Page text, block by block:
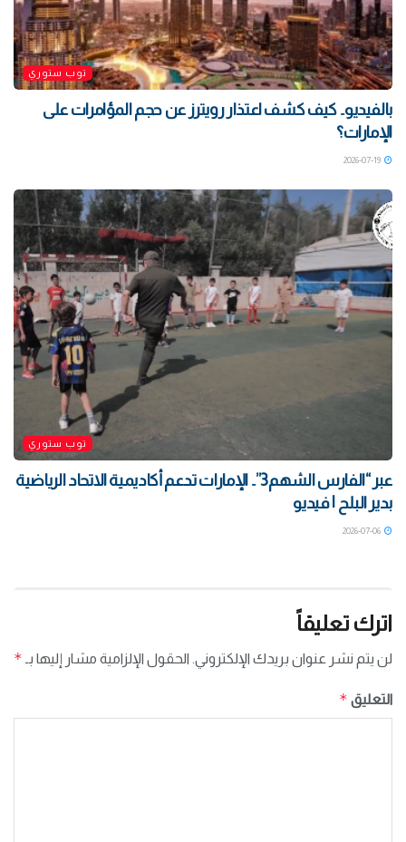
توب ستوري
بالفيديو.. كيف كشف اعتذار رويترز عن حجم المؤامرات على
الإمارات؟
توب ستوري
‏عبر “الفارس الشهم3”.. الإمارات تدعم أكاديمية الاتحاد الرياضية
بدير البلح | فيديو
اترك تعليقاً
لن يتم نشر عنوان بريدك الإلكتروني. الحقول الإلزامية مشار إليها بـ *
التعليق *